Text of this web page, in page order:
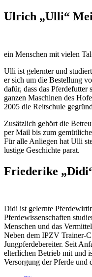
Ulrich „Ulli“
ein Menschen mit vielen
Ulli ist gelernter und
er sich um die Bestellung
dafür, dass das
ganzen Maschinen des
2005 die Reitschule
Zusätzlich gehört die
per Mail bis zum
Für alle Anliegen hat Ulli
lustige Geschichte parat.
Friederike
Didi ist gelernte
Pferdewissenschaften
Menschen und das
Neben dem IPZV Trainer-
Jungpferdebereiter. Seit
elterlichen Betrieb mit und
Versorgung der Pferde und